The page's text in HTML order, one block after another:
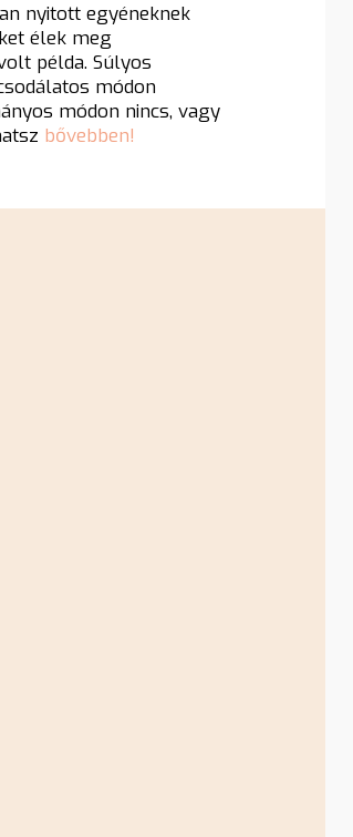
nyitott egyéneknek
élek meg
példa. Súlyos
módon
módon nincs, vagy
bővebben!